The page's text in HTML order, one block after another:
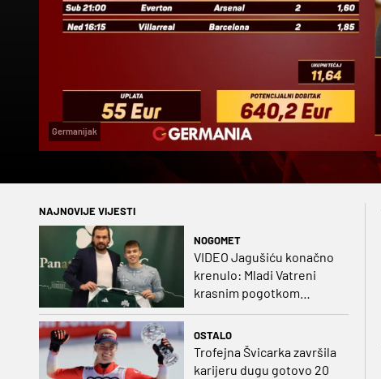
Germanijak
NAJNOVIJE VIJESTI
NOGOMET
VIDEO Jagušiću konačno
krenulo: Mladi Vatreni
krasnim pogotkom
OSTALO
Trofejna Švicarka završila
karijeru dugu gotovo 20